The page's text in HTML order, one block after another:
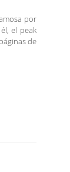
por
el peak
de